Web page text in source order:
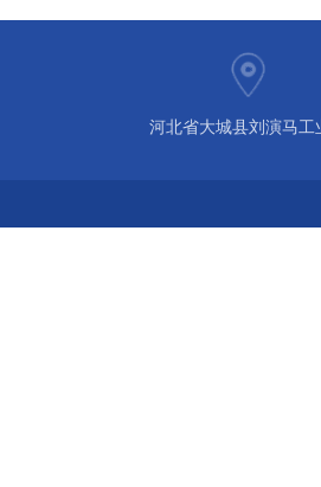
河北省大城县刘演马工